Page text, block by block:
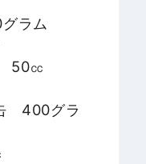
ラム
50㏄
400グラ